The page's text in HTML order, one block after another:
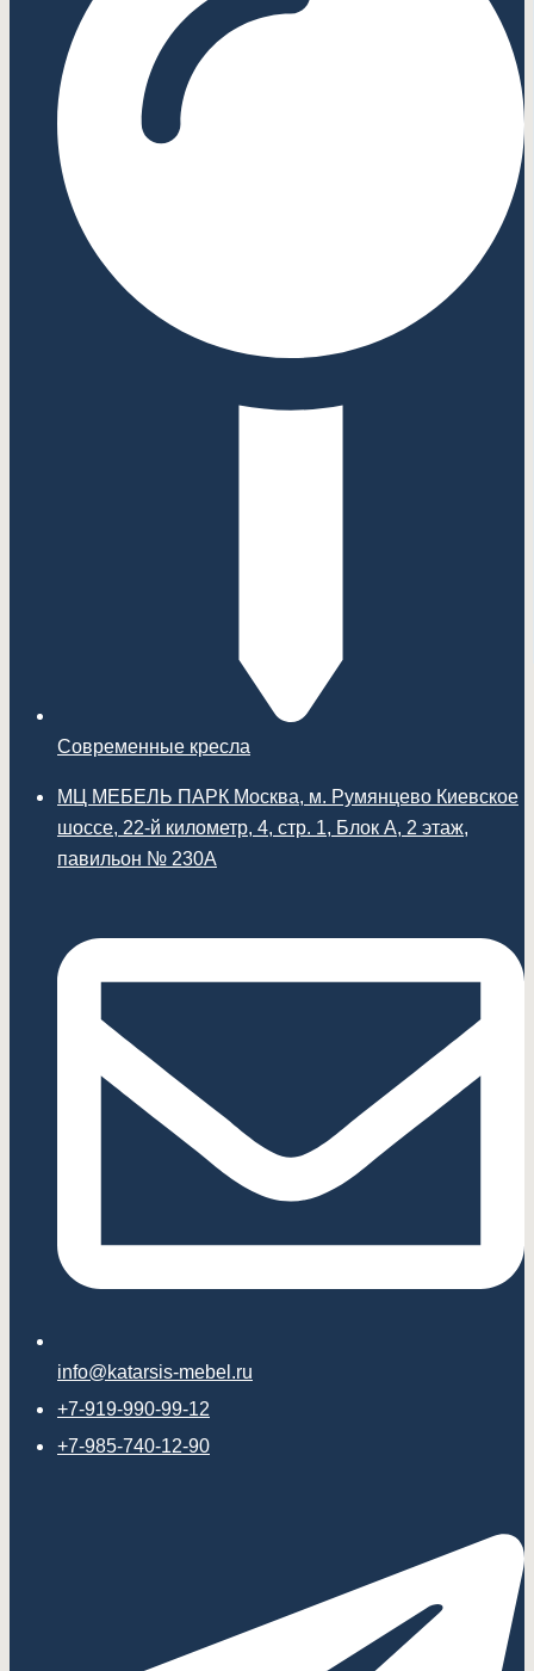
Современные кресла
МЦ МЕБЕЛЬ ПАРК Москва, м. Румянцево Киевское
шоссе, 22-й километр, 4, стр. 1, Блок А, 2 этаж,
павильон № 230А
info@katarsis-mebel.ru
+7-919-990-99-12
+7-985-740-12-90